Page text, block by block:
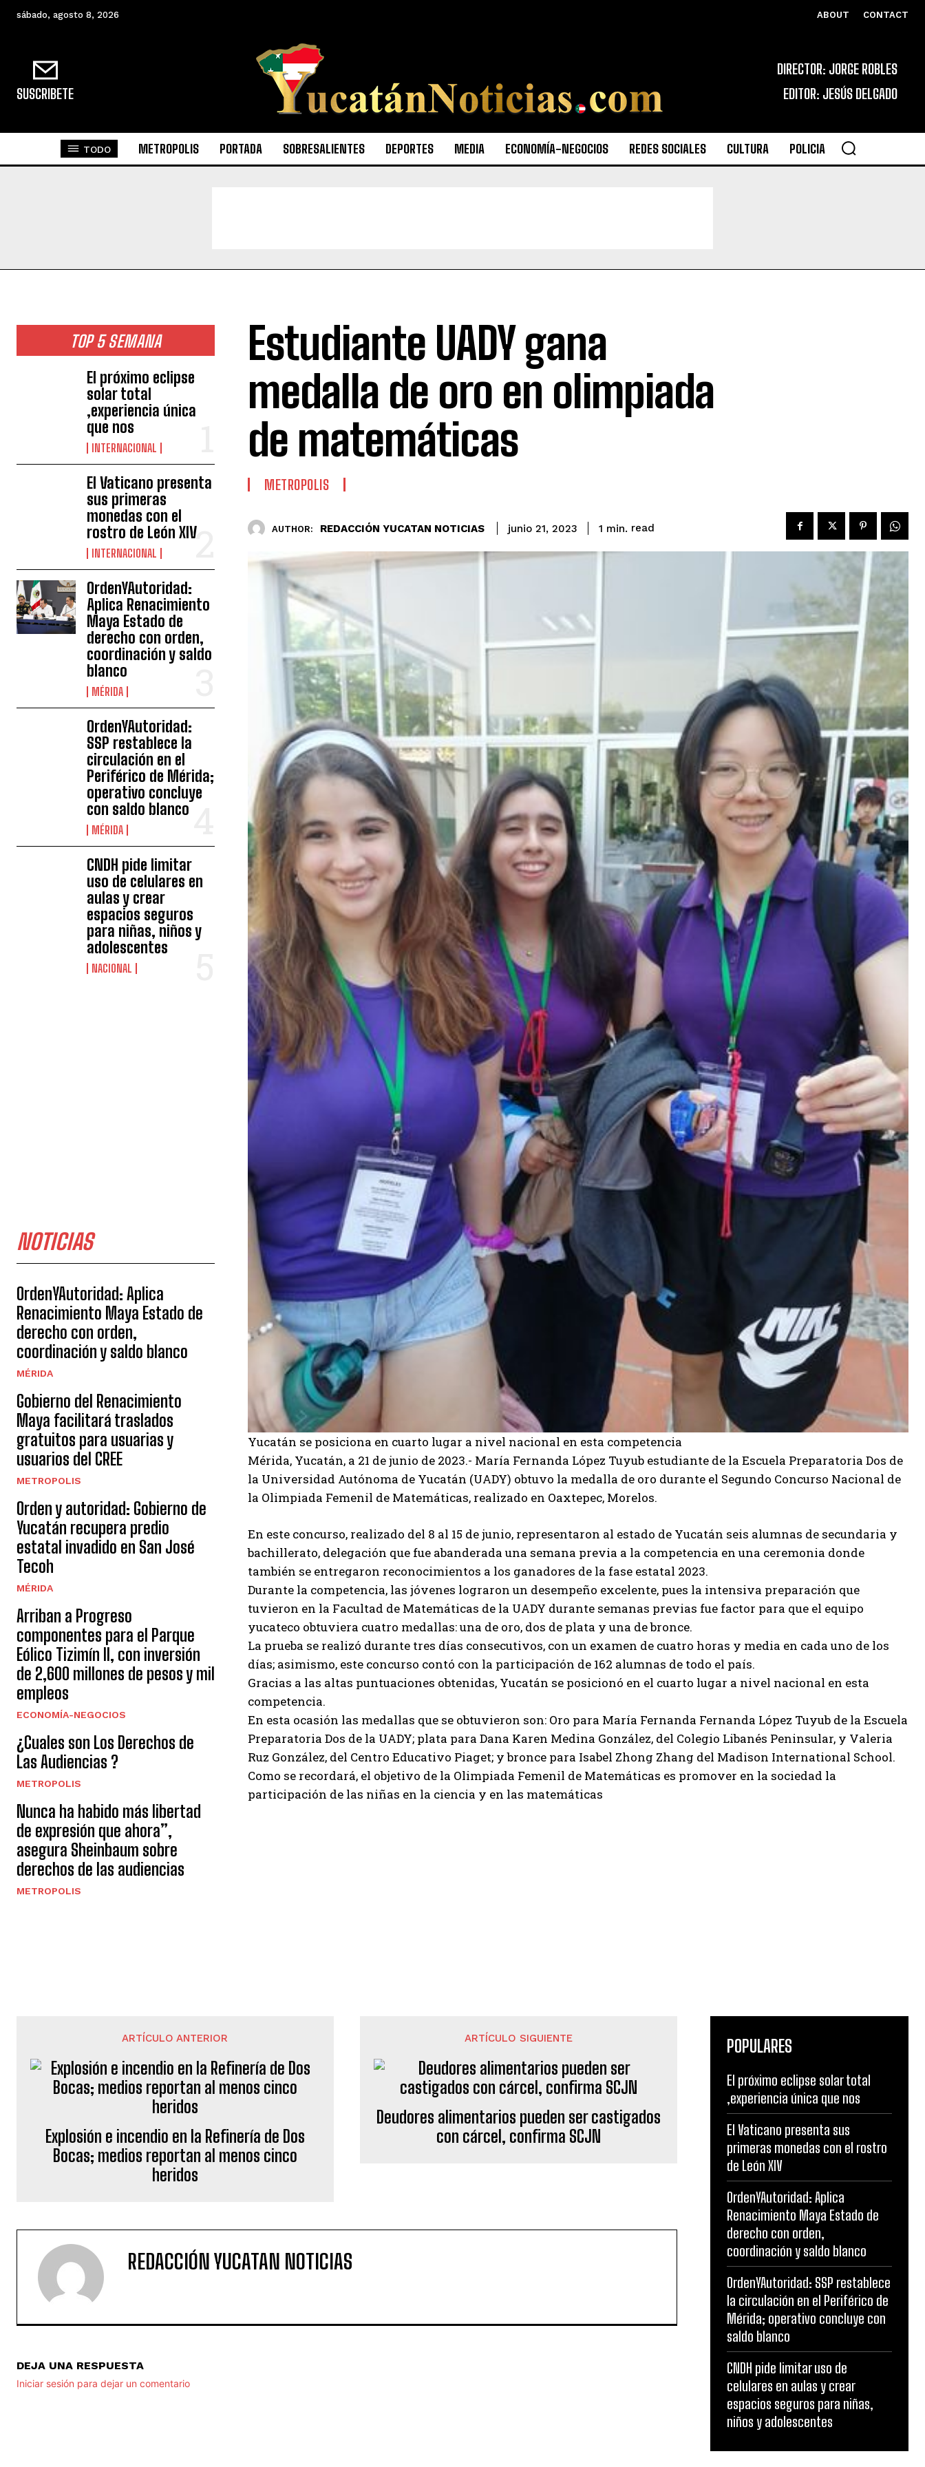
sábado, agosto 8, 2026 ABOUT CONTACT
SUSCRIBETE
DIRECTOR: JORGE ROBLES
EDITOR: JESÚS DELGADO
TODO METROPOLIS PORTADA SOBRESALIENTES DEPORTES MEDIA ECONOMÍA-NEGOCIOS REDES SOCIALES CULTURA POLICIA
TOP 5 SEMANA
El próximo eclipse
solar total
,experiencia única
que nos
INTERNACIONAL
El Vaticano presenta
sus primeras
monedas con el
rostro de León XIV
INTERNACIONAL
OrdenYAutoridad:
Aplica Renacimiento
Maya Estado de
derecho con orden,
coordinación y saldo
blanco
MÉRIDA
OrdenYAutoridad:
SSP restablece la
circulación en el
Periférico de Mérida;
operativo concluye
con saldo blanco
MÉRIDA
CNDH pide limitar
uso de celulares en
aulas y crear
espacios seguros
para niñas, niños y
adolescentes
NACIONAL
NOTICIAS
OrdenYAutoridad: Aplica
Renacimiento Maya Estado de
derecho con orden,
coordinación y saldo blanco
MÉRIDA
Gobierno del Renacimiento
Maya facilitará traslados
gratuitos para usuarias y
usuarios del CREE
METROPOLIS
Orden y autoridad: Gobierno de
Yucatán recupera predio
estatal invadido en San José
Tecoh
MÉRIDA
Arriban a Progreso
componentes para el Parque
Eólico Tizimín II, con inversión
de 2,600 millones de pesos y mil
empleos
ECONOMÍA-NEGOCIOS
¿Cuales son Los Derechos de
Las Audiencias ?
METROPOLIS
Nunca ha habido más libertad
de expresión que ahora”,
asegura Sheinbaum sobre
derechos de las audiencias
METROPOLIS
Estudiante UADY gana
medalla de oro en olimpiada
de matemáticas
METROPOLIS
AUTHOR: REDACCIÓN YUCATAN NOTICIAS junio 21, 2023 1 min. read
Yucatán se posiciona en cuarto lugar a nivel nacional en esta competencia
Mérida, Yucatán, a 21 de junio de 2023.- María Fernanda López Tuyub estudiante de la Escuela Preparatoria Dos de
la Universidad Autónoma de Yucatán (UADY) obtuvo la medalla de oro durante el Segundo Concurso Nacional de
la Olimpiada Femenil de Matemáticas, realizado en Oaxtepec, Morelos.
En este concurso, realizado del 8 al 15 de junio, representaron al estado de Yucatán seis alumnas de secundaria y
bachillerato, delegación que fue abanderada una semana previa a la competencia en una ceremonia donde
también se entregaron reconocimientos a los ganadores de la fase estatal 2023.
Durante la competencia, las jóvenes lograron un desempeño excelente, pues la intensiva preparación que
tuvieron en la Facultad de Matemáticas de la UADY durante semanas previas fue factor para que el equipo
yucateco obtuviera cuatro medallas: una de oro, dos de plata y una de bronce.
La prueba se realizó durante tres días consecutivos, con un examen de cuatro horas y media en cada uno de los
días; asimismo, este concurso contó con la participación de 162 alumnas de todo el país.
Gracias a las altas puntuaciones obtenidas, Yucatán se posicionó en el cuarto lugar a nivel nacional en esta
competencia.
En esta ocasión las medallas que se obtuvieron son: Oro para María Fernanda Fernanda López Tuyub de la Escuela
Preparatoria Dos de la UADY; plata para Dana Karen Medina González, del Colegio Libanés Peninsular, y Valeria
Ruz González, del Centro Educativo Piaget; y bronce para Isabel Zhong Zhang del Madison International School.
Como se recordará, el objetivo de la Olimpiada Femenil de Matemáticas es promover en la sociedad la
participación de las niñas en la ciencia y en las matemáticas
ARTÍCULO ANTERIOR
Explosión e incendio en la Refinería de Dos
Bocas; medios reportan al menos cinco
heridos
ARTÍCULO SIGUIENTE
Deudores alimentarios pueden ser castigados
con cárcel, confirma SCJN
REDACCIÓN YUCATAN NOTICIAS
DEJA UNA RESPUESTA
Iniciar sesión para dejar un comentario
POPULARES
El próximo eclipse solar total
,experiencia única que nos
El Vaticano presenta sus
primeras monedas con el rostro
de León XIV
OrdenYAutoridad: Aplica
Renacimiento Maya Estado de
derecho con orden,
coordinación y saldo blanco
OrdenYAutoridad: SSP restablece
la circulación en el Periférico de
Mérida; operativo concluye con
saldo blanco
CNDH pide limitar uso de
celulares en aulas y crear
espacios seguros para niñas,
niños y adolescentes